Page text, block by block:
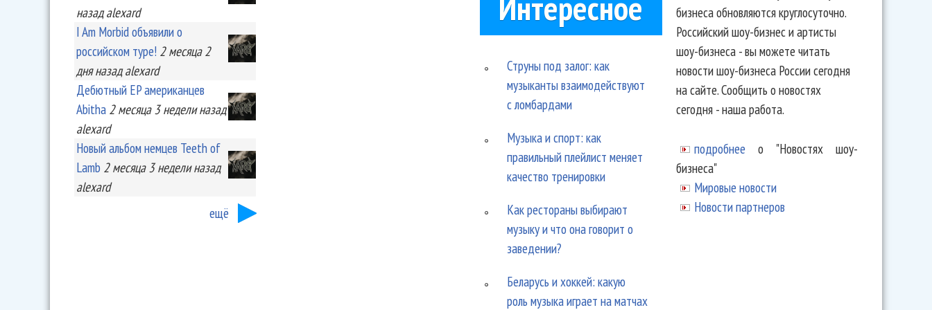
назад alexard
I Am Morbid объявили о
российском туре! 2 месяца 2
дняназад alexard
Дебютный EP американцев
Abitha 2 месяца 3 неделиназад
alexard
Новый альбом немцев Teeth of
Lamb 2 месяца 3 неделиназад
alexard
ещё
Струны под залог: как
музыканты взаимодействуют
с ломбардами
Музыка и спорт: как
правильный плейлист меняет
качество тренировки
Как рестораны выбирают
музыку и что она говорит о
заведении?
Беларусь и хоккей: какую
роль музыка играет на матчах
бизнеса обновляются круглосуточно.
Российский шоу-бизнес и артисты
шоу-бизнеса - вы можете читать
новости шоу-бизнеса России сегодня
на сайте. Сообщить о новостях
сегодня - наша работа.
подробнее о "Новостях шоу-
бизнеса"
Мировые новости
Новости партнеров